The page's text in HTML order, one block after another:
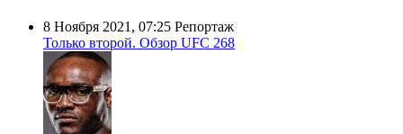
8 Ноября 2021, 07:25 Репортаж
Только второй. Обзор UFC 268